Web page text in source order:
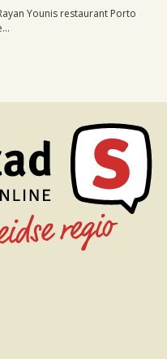
Younis restaurant Porto